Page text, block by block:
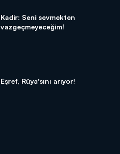
Kadir: Seni sevmekten
vazgeçmeyeceğim!
Eşref, Rüya'sını arıyor!